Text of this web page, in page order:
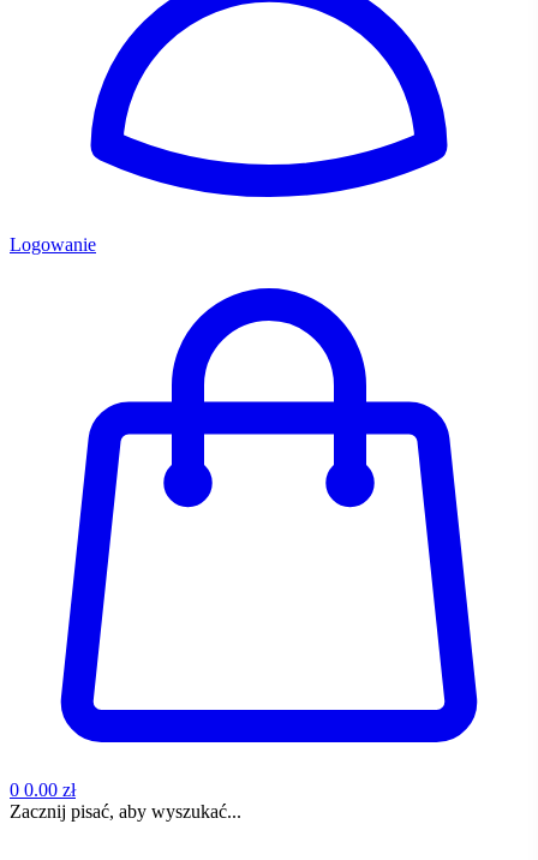
Logowanie
0 0.00 zł
Zacznij pisać, aby wyszukać...